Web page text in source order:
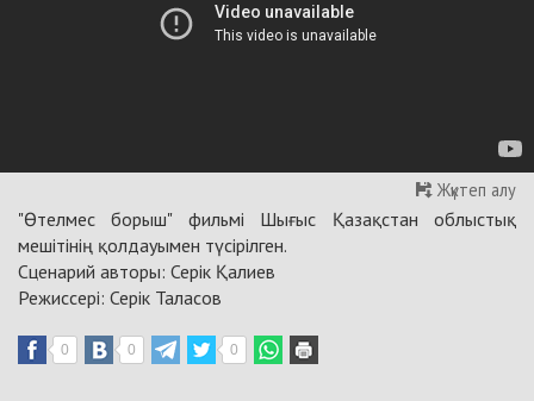
Жүктеп алу
"Өтелмес борыш" фильмі Шығыс Қазақстан облыстық
мешітінің қолдауымен түсірілген.
Сценарий авторы: Серік Қалиев
Режиссері: Серік Таласов
0 0 0